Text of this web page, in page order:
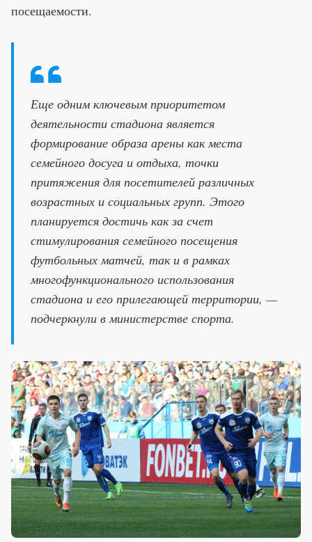
посещаемости.
Еще одним ключевым приоритетом
деятельности стадиона является
формирование образа арены как места
семейного досуга и отдыха, точки
притяжения для посетителей различных
возрастных и социальных групп. Этого
планируется достичь как за счет
стимулирования семейного посещения
футбольных матчей, так и в рамках
многофункционального использования
стадиона и его прилегающей территории, —
подчеркнули в министерстве спорта.